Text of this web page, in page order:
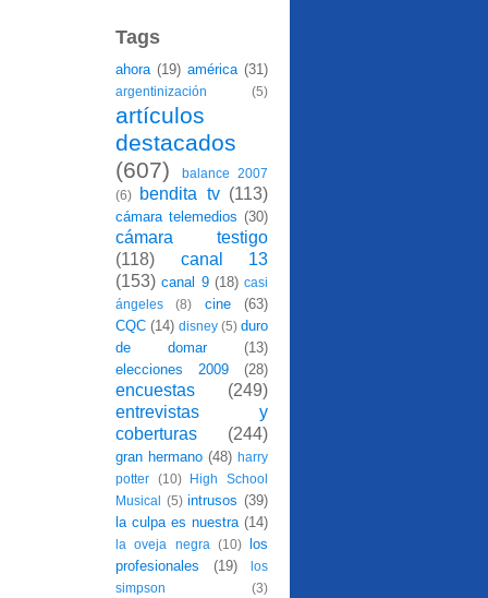
Tags
ahora (19) américa (31)
argentinización (5)
artículos
destacados
(607)
balance 2007
(6)
bendita tv (113)
cámara telemedios (30)
cámara testigo
(118)
canal 13
(153) canal 9 (18) casi
ángeles
(8) cine
(63)
CQC (14) disney (5) duro
de domar
(13)
elecciones 2009
(28)
encuestas
(249)
entrevistas y
coberturas
(244)
gran hermano (48) harry
potter
(10)
High School
Musical (5) intrusos (39)
la culpa es nuestra (14)
la oveja negra (10)
los
profesionales
(19)
los
simpson
(3)